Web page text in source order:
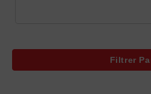
Filtrer